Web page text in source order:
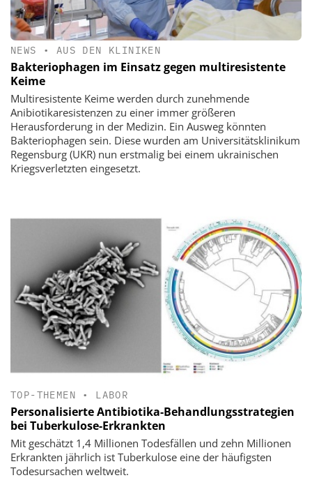
NEWS • AUS DEN KLINIKEN
Bakteriophagen im Einsatz gegen multiresistente
Keime
Multiresistente Keime werden durch zunehmende
Anibiotikaresistenzen zu einer immer größeren
Herausforderung in der Medizin. Ein Ausweg könnten
Bakteriophagen sein. Diese wurden am Universitätsklinikum
Regensburg (UKR) nun erstmalig bei einem ukrainischen
Kriegsverletzten eingesetzt.
TOP-THEMEN • LABOR
Personalisierte Antibiotika-Behandlungsstrategien
bei Tuberkulose-Erkrankten
Mit geschätzt 1,4 Millionen Todesfällen und zehn Millionen
Erkrankten jährlich ist Tuberkulose eine der häufigsten
Todesursachen weltweit.